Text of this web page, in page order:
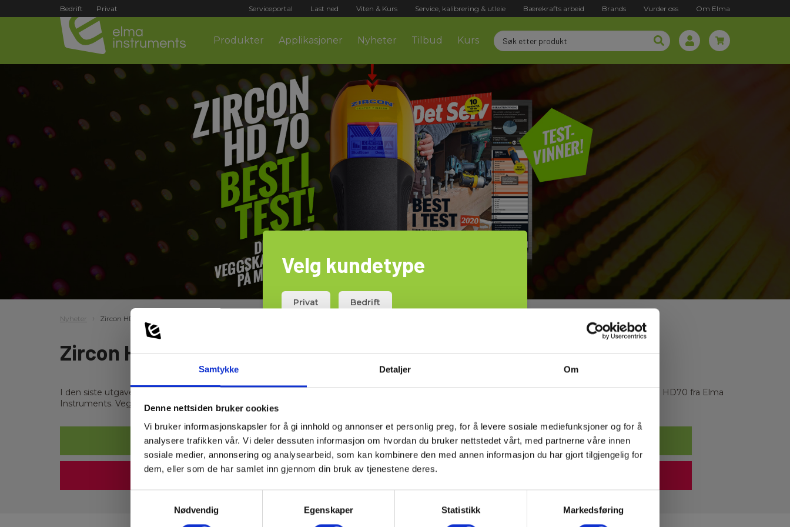
Samtykke Detaljer Om
Denne nettsiden bruker cookies
Vi bruker informasjonskapsler for å gi innhold og annonser et personlig preg, for å levere sosiale mediefunksjoner og for å
analysere trafikken vår. Vi deler dessuten informasjon om hvordan du bruker nettstedet vårt, med partnerne våre innen
sosiale medier, annonsering og analysearbeid, som kan kombinere den med annen informasjon du har gjort tilgjengelig for
dem, eller som de har samlet inn gjennom din bruk av tjenestene deres.
Nødvendig
Egenskaper Statistikk Markedsføring
Bedrift Privat Serviceportal Last ned Viten & Kurs Service, kalibrering & utleie Bærekrafts arbeid Brands Vurder oss Om Elma
Produkter Applikasjoner Nyheter Tilbud Kurs
Nyheter Zircon HD70
Zircon HD70 - best i test
I den siste utgaven av det anerkjente magasinet Do It Yourself, er det en stor gruppetest av alle de ledende veggskannerne. Testvinner var Zircon HD70 fra Elma
Instruments. Veggskannere er et uunnværlig verktøy når det gjelder å finne lektere, stendere, rør og kabler i veggen.
Velg kundetype
Privat Bedrift